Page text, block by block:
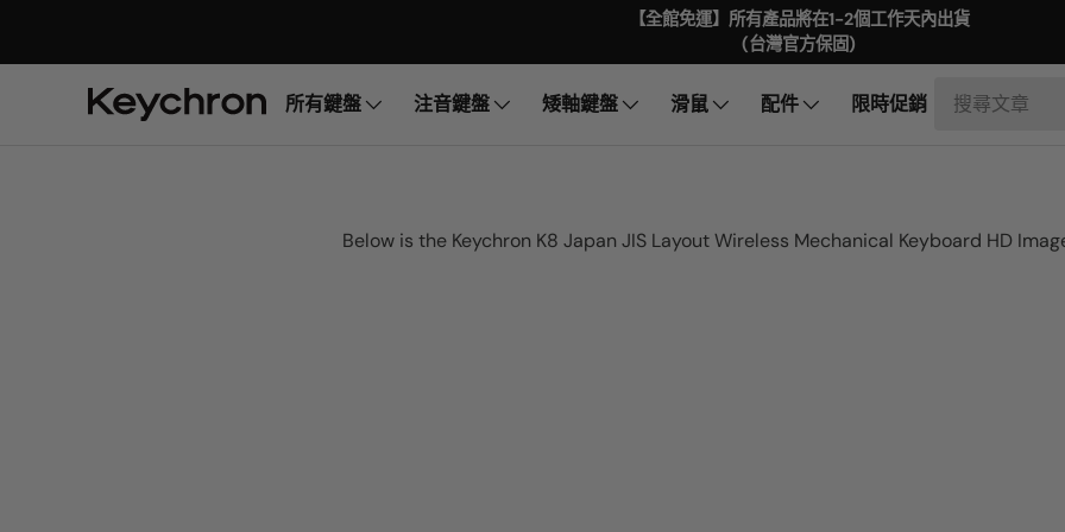
【全館免運】所有產品將在1-2個工作天內出貨
(台灣官方保固)
所有鍵盤 注音鍵盤 矮軸鍵盤 滑鼠 配件 限時促銷
Below is the Keychron K8 Japan JIS Layout Wireless Mechanical Keyboard HD